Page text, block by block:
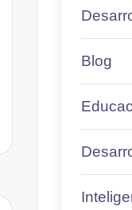
Blog